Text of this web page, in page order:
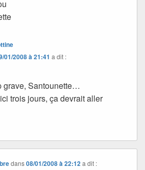
01/2008 à 21:41 a dit :
grave, Santounette…
trois jours, ça devrait aller
dans08/01/2008 à 22:12 a dit :